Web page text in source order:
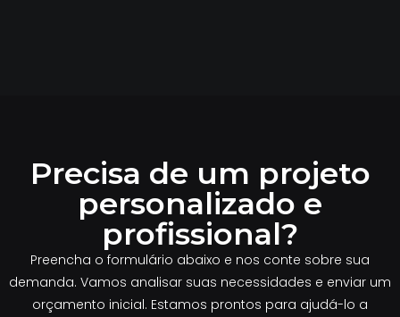
Precisa de um projeto
personalizado e
profissional?
Preencha o formulário abaixo e nos conte sobre sua
demanda. Vamos analisar suas necessidades e enviar um
orçamento inicial. Estamos prontos para ajudá-lo a